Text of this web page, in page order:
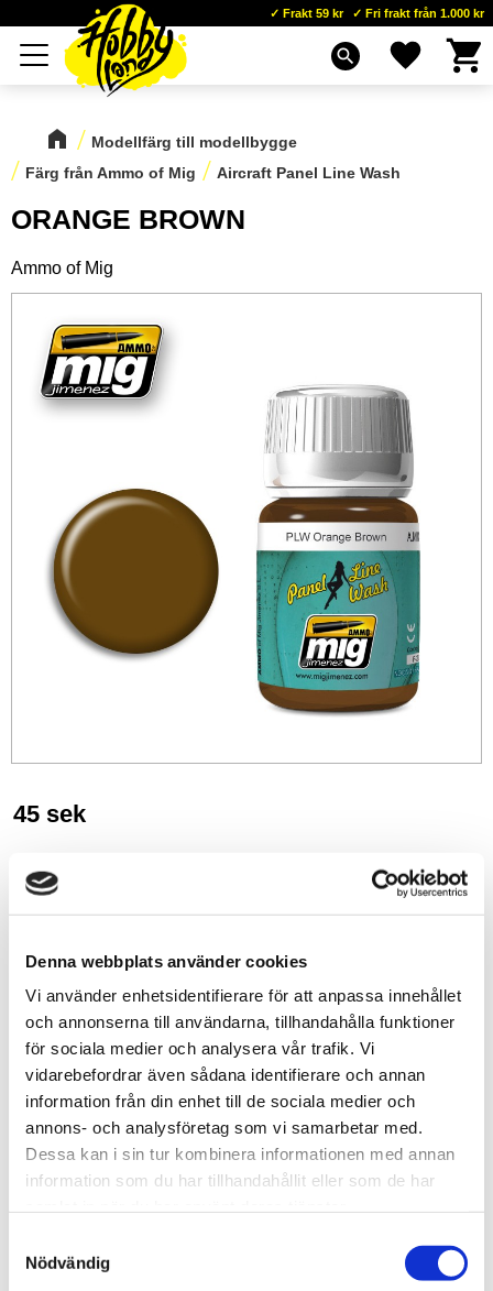
Denna webbplats använder cookies
Vi använder enhetsidentifierare för att anpassa innehållet
och annonserna till användarna, tillhandahålla funktioner
för sociala medier och analysera vår trafik. Vi
vidarebefordrar även sådana identifierare och annan
information från din enhet till de sociala medier och
annons- och analysföretag som vi samarbetar med.
Dessa kan i sin tur kombinera informationen med annan
information som du har tillhandahållit eller som de har
Nödvändig
Meny
Frakt 59 kr Fri frakt från 1.000 kr
search Favoriter
Modellfärg till modellbygge
Färg från Ammo of Mig
Aircraft Panel Line Wash
ORANGE BROWN
Ammo of Mig
45 sek
-
Lagerstatus
1 st i lager
Artikelnr
AMIG1616
Leveranstid
skickas från oss inom 0-1 vardagar
Allmänt
II. Our Panel Line Wash range is specially designed to
create soft washed panel lines in aircraft, and is also